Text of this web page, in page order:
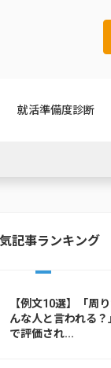
就活準備度診断
記事ランキング
【例文10選】「周
んな人と言われる？
で評価され...